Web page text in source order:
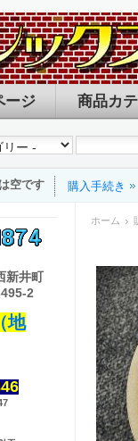
ージ 商品カ
空です 購入手続き
ホーム
新井町
2
地